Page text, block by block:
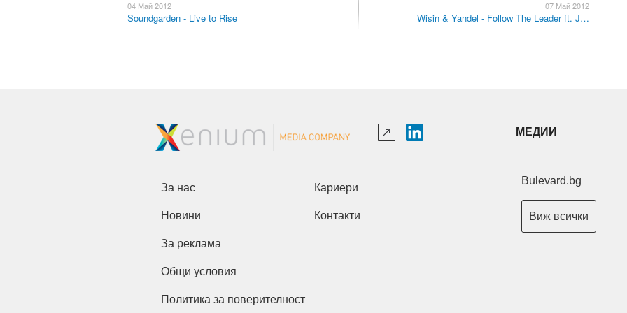
04 Май 2012
Soundgarden - Live to Rise
07 Май 2012
Wisin & Yandel - Follow The Leader ft. J…
За нас Кариери
Новини Контакти
За реклама
Общи условия
Политика за поверителност
МЕДИИ
Bulevard.bg
Виж всички